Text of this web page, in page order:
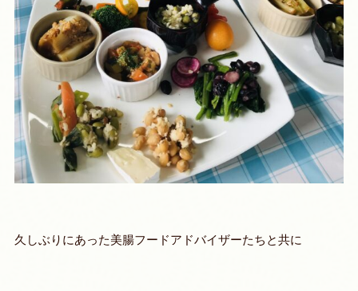
久しぶりにあった美腸フードアドバイザーたちと共に